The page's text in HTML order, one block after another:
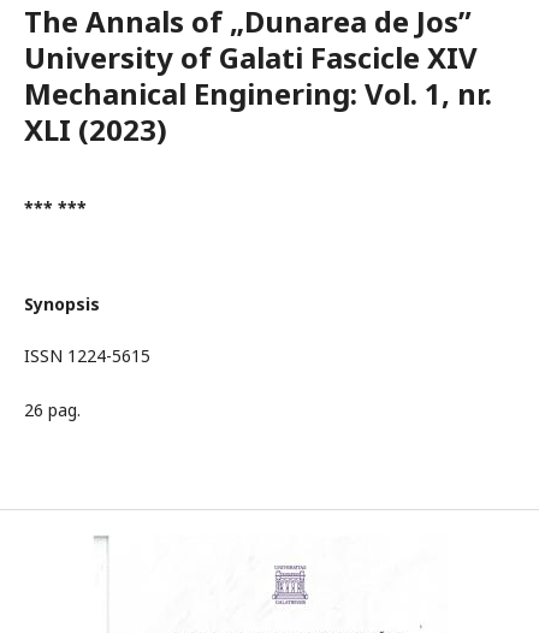
The Annals of „Dunarea de Jos”
University of Galati Fascicle XIV
Mechanical Enginering: Vol. 1, nr.
XLI (2023)
*** ***
Synopsis
ISSN 1224-5615
26 pag.